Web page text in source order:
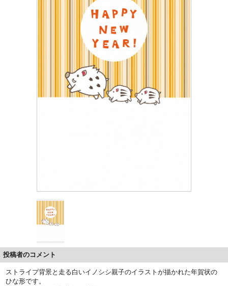
投稿者のコメント
ストライプ背景と走る白いイノシシ親子のイラストが描かれた年賀状の
ひな形です。